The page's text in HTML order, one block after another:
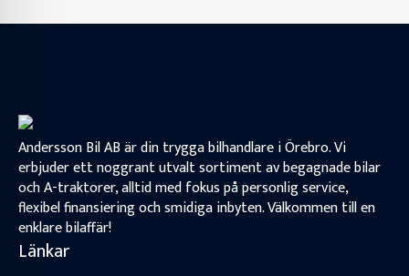
Andersson Bil AB är din trygga bilhandlare i Örebro. Vi
erbjuder ett noggrant utvalt sortiment av begagnade bilar
och A-traktorer, alltid med fokus på personlig service,
flexibel finansiering och smidiga inbyten. Välkommen till en
enklare bilaffär!
Länkar